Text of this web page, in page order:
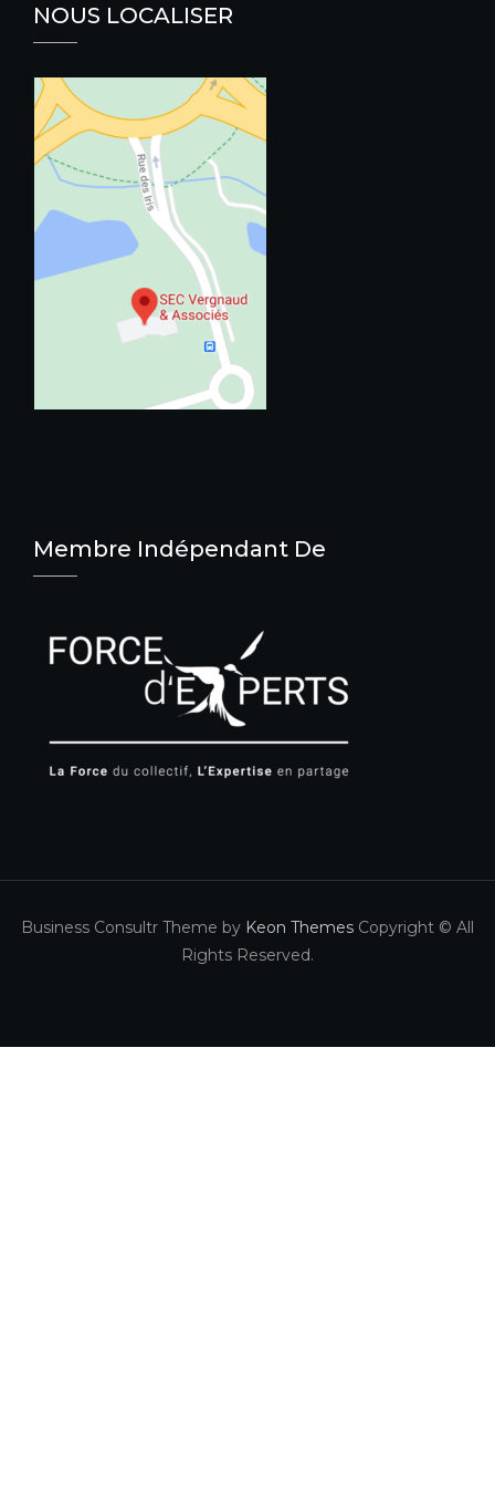
NOUS LOCALISER
Membre Indépendant De
Business Consultr Theme by Keon Themes Copyright © All
Rights Reserved.